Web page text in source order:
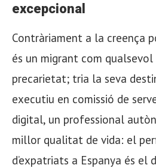
excepcional
Contràriament a la creença
és un migrant com
precarietat; tria la seva
executiu en comissió de
digital, un professional
millor qualitat de vida: el
d’expatriats a Espanya és el